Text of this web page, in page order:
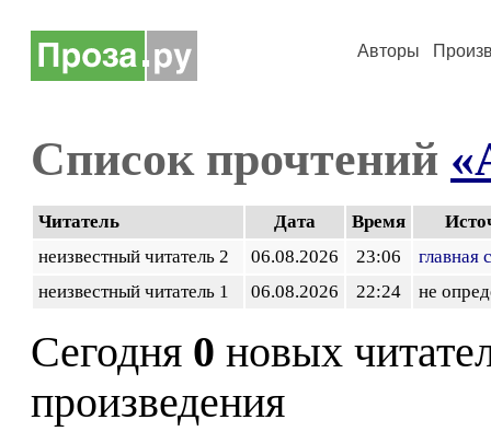
Авторы
Список прочтений
Читатель Дата Время
неизвестный читатель 2
06.08.2026 23:06
главная
неизвестный читатель 1
06.08.2026 22:24 не
Сегодня 0 новых
произведения